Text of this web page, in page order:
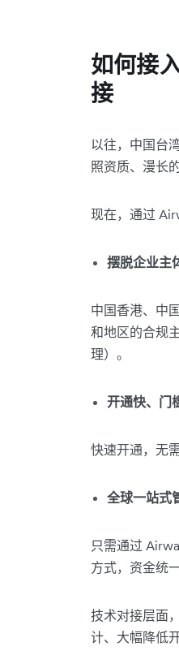
如何接
接
以往，中国台
照资质、漫长
现在，通过
摆脱企业主
中国香港、中
和地区的合规
理）。
开通快、门
快速开通，无
全球一站式
只需通过
方式，资金统
技术对接层面
计、大幅降低